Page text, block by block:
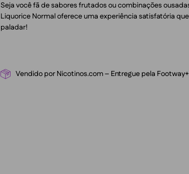
Seja você fã de sabores frutados ou combinações
Liquorice Normal oferece uma experiência satisfatória
paladar!
Vendido por Nicotinos.com – Entregue pela Footway+